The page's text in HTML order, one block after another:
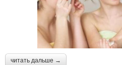
читать дальше →